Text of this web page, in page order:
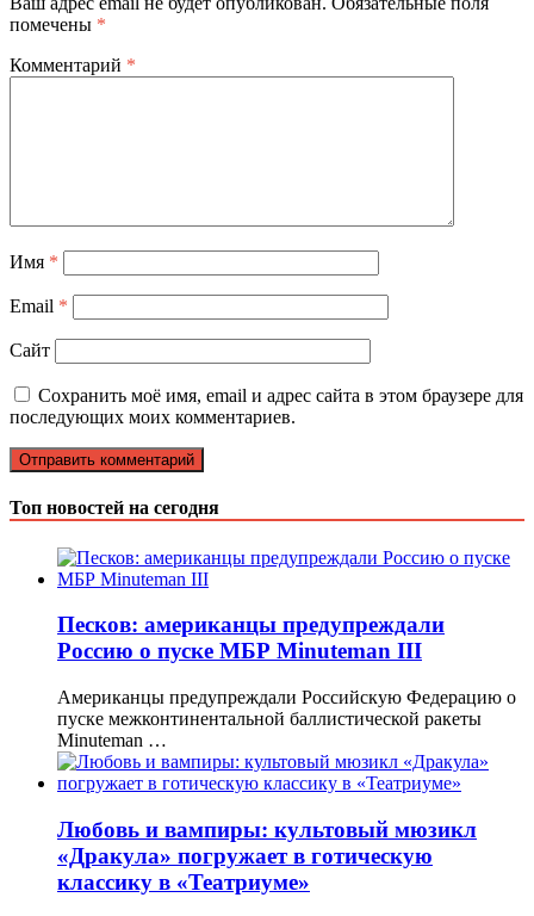
помечены *
Комментарий *
Имя *
Email *
Сайт
Сохранить моё имя, email и адрес сайта в этом браузере для
последующих моих комментариев.
Топ новостей на сегодня
Песков: американцы предупреждали
Россию о пуске МБР Minuteman III
Американцы предупреждали Российскую Федерацию о
пуске межконтинентальной баллистической ракеты
Minuteman …
Любовь и вампиры: культовый мюзикл
«Дракула» погружает в готическую
классику в «Театриуме»